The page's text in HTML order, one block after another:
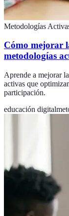
Metodologías
Cómo mejorar
metodologías
Aprende a mejorar
activas que
participación.
educación digital